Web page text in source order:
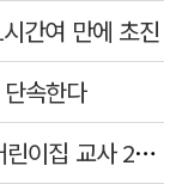
간여 만에 초진
속한다
"3세 아동 학대"…대구 북구 국공립어린이집 교사 2명 검찰 송치